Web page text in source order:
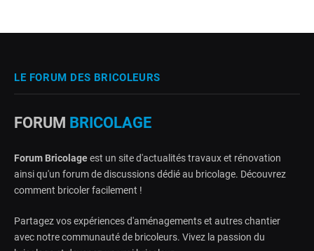
LE FORUM DES BRICOLEURS
FORUM BRICOLAGE
Forum Bricolageest un site d'actualités travaux et rénovation
ainsi qu'un forum de discussions dédié au bricolage. Découvrez
comment bricoler facilement !
Partagez vos expériences d'aménagements et autres chantier
avec notre communauté de bricoleurs. Vivez la passion du